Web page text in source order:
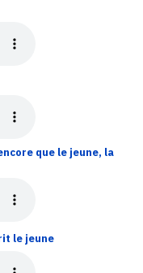
que le jeune, la
le jeune